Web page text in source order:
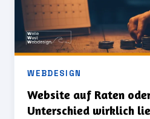
WEBDESIGN
Website auf Raten
Unterschied wirklich